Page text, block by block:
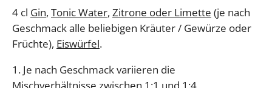
4 cl Gin, Tonic Water, Zitrone oder Limette (je nach
Geschmack alle beliebigen Kräuter / Gewürze oder
Früchte), Eiswürfel.
1. Je nach Geschmack variieren die